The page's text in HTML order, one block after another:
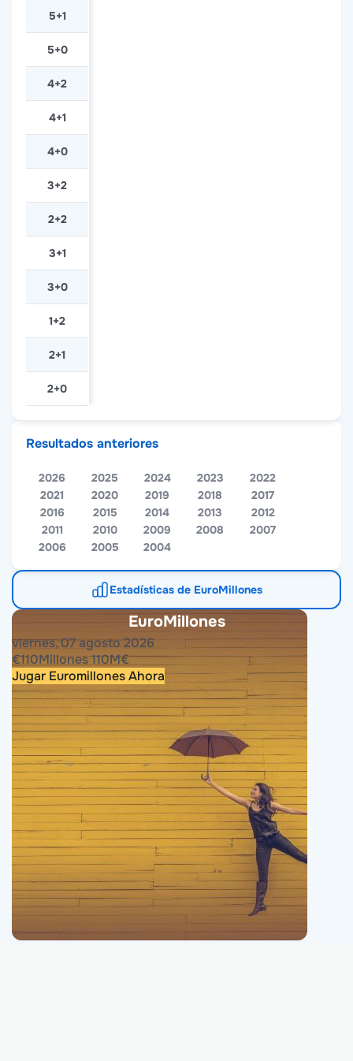
EuroMillones
viernes, 07 agosto 2026
€110Millones110M€
Jugar Euromillones Ahora
Resultados anteriores
2026 2025 2024 2023
2022
2021
2020 2019 2018
2017
2016
2015 2014 2013
2012
2011
2010 2009 2008
2007
2006
2005 2004
Estadísticas de EuroMillones
5+1
5+0
4+2
4+1
4+0
3+2
2+2
3+1
3+0
1+2
2+1
2+0